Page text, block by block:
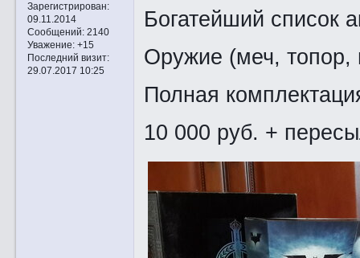
Зарегистрирован:
09.11.2014
Сообщений:2140
Уважение: +15
Последний визит:
29.07.2017 10:25
Богатейший список
Оружие (меч, топор,
Полная
10 000 руб. +